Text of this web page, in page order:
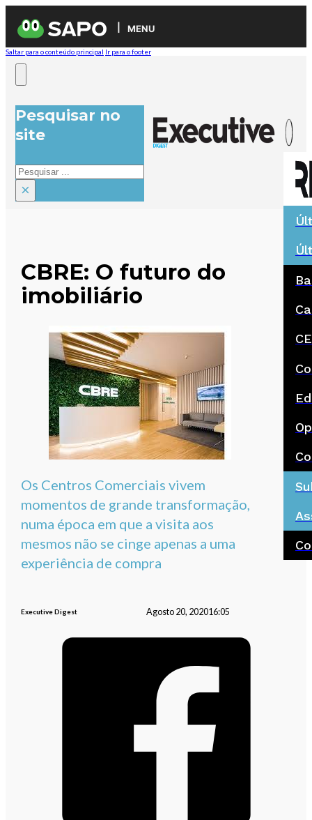
MENU
Saltar para o conteúdo principal Ir para o footer
Pesquisar no
site
Pesquisar
×
CBRE: O futuro do
imobiliário
Os Centros Comerciais vivem
momentos de grande transformação,
numa época em que a visita aos
mesmos não se cinge apenas a uma
experiência de compra
Executive Digest Agosto 20, 202016:05